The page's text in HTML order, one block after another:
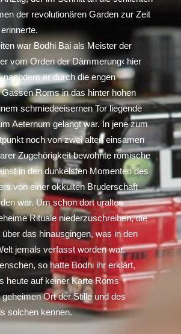
der revolutionären Garden zur Zeit
war Bodhi Bai als Meister der
vom Orden der Dämmerung‹ hier
nachdem er durch die engen
Roms in das hinter hohen
schmiedeeisernen Tor liegende
Aeternum gelangt war. In jene zum
noch von zwei alten einsamen
Zugehörigkeit bewohnte römische
in den dunkelsten Momenten des
von einer okkulten Bruderschaft
war. Um schon dort uraltes
Rituale niederzuschreiben, die
das hinausgingen, was in den
jemals verfasst worden war.
so hatte Bodhi ihr erklärt,
heute auf keiner Karte Roms
Ort der Stille und des
solchen kennen.